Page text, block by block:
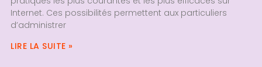
Internet. Ces possibilités permettent aux particuliers
d’administrer
LIRE LA SUITE »